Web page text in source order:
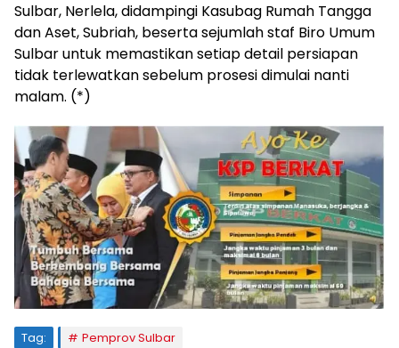
Sulbar, Nerlela, didampingi Kasubag Rumah Tangga
dan Aset, Subriah, beserta sejumlah staf Biro Umum
Sulbar untuk memastikan setiap detail persiapan
tidak terlewatkan sebelum prosesi dimulai nanti
malam. (*)
Tag: Pemprov Sulbar